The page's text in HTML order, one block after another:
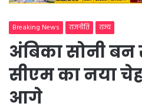
Breaking News राजनीति राज्य
अंबिका सोनी
सीएम का नया
आगे